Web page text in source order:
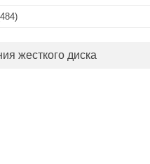
жесткого диска